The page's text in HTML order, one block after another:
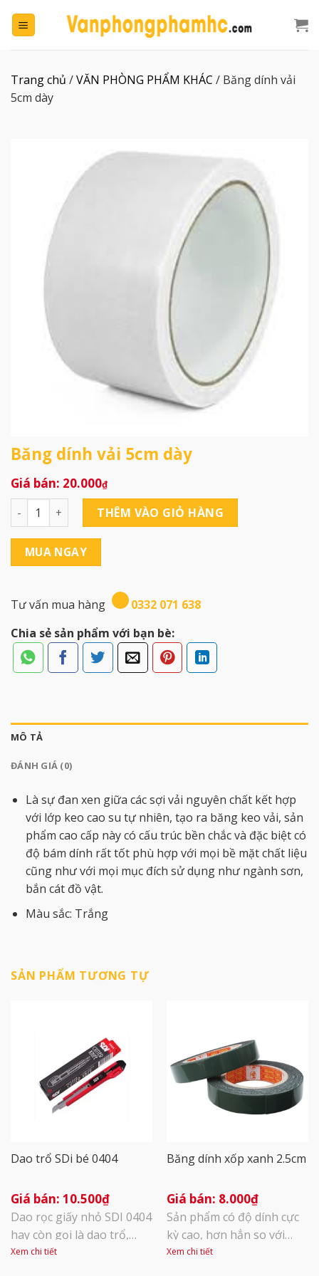
đến
Trang chủ /VĂN PHÒNG PHẨM KHÁC / Băng dính vải
5cm dày
Băng dính vải 5cm dày
20.000₫
Băng dính vải 5cm dày số lượng
THÊM VÀO GIỎ HÀNG
MUA NGAY
Tư vấn mua hàng
0332 071 638
Chia sẻ sản phẩm với bạn bè:
MÔ TẢ
ĐÁNH GIÁ (0)
Là sự đan xen giữa các sợi vải nguyên chất kết hợp
với lớp keo cao su tự nhiên, tạo ra băng keo vải, sản
phẩm cao cấp này có cấu trúc bền chắc và đặc biệt có
độ bám dính rất tốt phù hợp với mọi bề mặt chất liệu
cũng như với mọi mục đích sử dụng như ngành sơn,
bắn cát đồ vật.
Màu sắc: Trắng
SẢN PHẨM TƯƠNG TỰ
Dao trổ SDi bé 0404
10.500₫
Dao rọc giấy nhỏ SDI 0404
hay còn gọi là dao trổ,
được làm từ hợp kim thép
Xem chi tiết
Băng dính xốp xanh 2.5cm
8.000₫
Sản phẩm có độ dính cực
kỳ cao, hơn hẳn so với
băng dính xốp vàng, dùng
Xem chi tiết